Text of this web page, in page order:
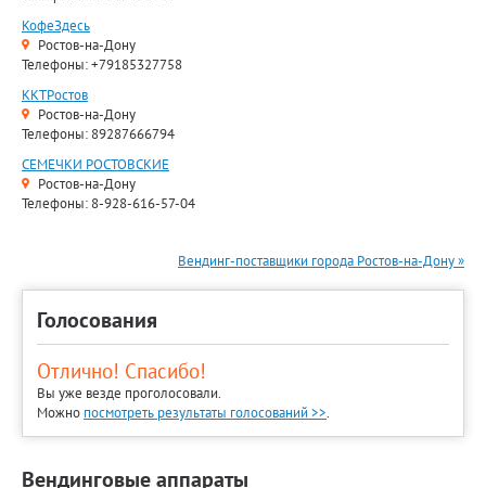
КофеЗдесь
Ростов-на-Дону
Телефоны: +79185327758
ККТРостов
Ростов-на-Дону
Телефоны: 89287666794
СЕМЕЧКИ РОСТОВСКИЕ
Ростов-на-Дону
Телефоны: 8-928-616-57-04
Вендинг-поставщики города Ростов-на-Дону »
Голосования
Отлично! Спасибо!
Вы уже везде проголосовали.
Можно посмотреть результаты голосований >>.
Вендинговые аппараты